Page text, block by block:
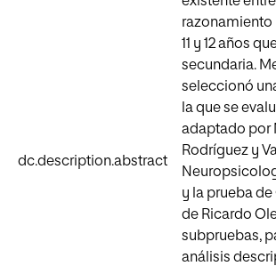
dc.description.abstract
razonamiento
11 y 12 años
secundaria.
seleccionó
la que se
adaptado por
Rodríguez y
y la prueba
de Ricardo
subpruebas,
análisis